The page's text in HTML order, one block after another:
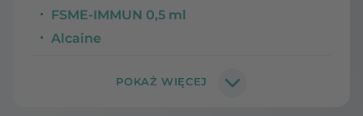
FSME-IMMUN 0,5 ml
Alcaine